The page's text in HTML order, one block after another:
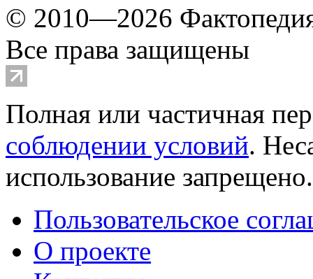
© 2010—2026
Все права защищены
Полная или частичная
соблюдении условий.
использование
Пользовательское
О проекте